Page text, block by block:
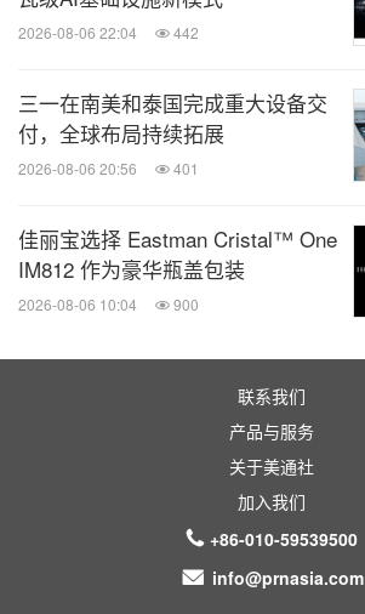
2026-08-06 22:04 442
三一在南美和泰国完成重大设备交
付，全球布局持续拓展
2026-08-06 20:56 401
佳丽宝选择 Eastman Cristal™ One
IM812 作为豪华瓶盖包装
2026-08-06 10:04 900
联系我们
产品与服务
关于美通社
加入我们
+86-010-59539500
info@prnasia.com